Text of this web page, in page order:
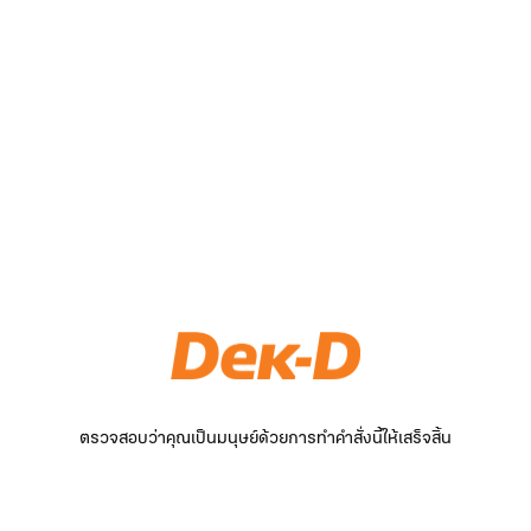
ตรวจสอบว่าคุณเป็นมนุษย์ด้วยการทำคำสั่งนี้ให้เสร็จสิ้น